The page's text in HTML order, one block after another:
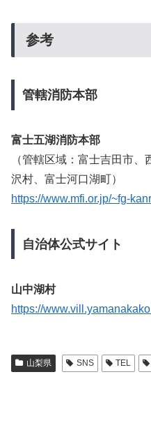
参考
管轄消防本部
富士五湖消防本部
（管轄区域：富士吉田市
沢村、富士河口湖町）
https://www.mfi.or.jp/~fg-
自治体公式サイト
山中湖村
https://
山梨県 SNS TEL